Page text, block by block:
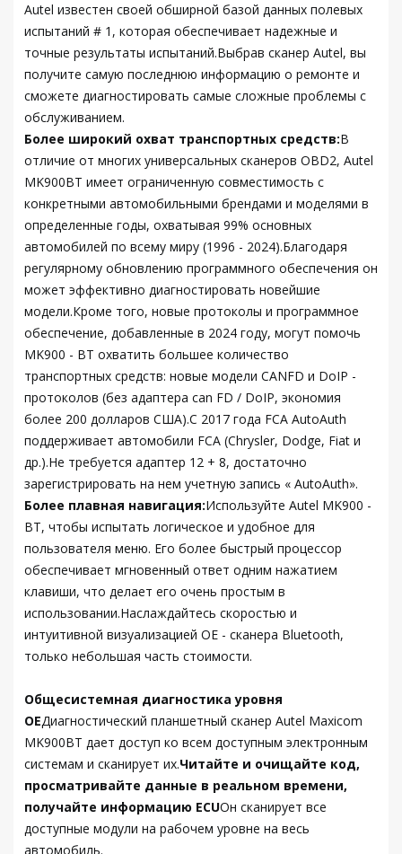
Autel известен своей обширной базой данных полевых
испытаний # 1, которая обеспечивает надежные и
точные результаты испытаний.Выбрав сканер Autel, вы
получите самую последнюю информацию о ремонте и
сможете диагностировать самые сложные проблемы с
обслуживанием.
Более широкий охват транспортных средств:В
отличие от многих универсальных сканеров OBD2, Autel
MK900BT имеет ограниченную совместимость с
конкретными автомобильными брендами и моделями в
определенные годы, охватывая 99% основных
автомобилей по всему миру (1996 - 2024).Благодаря
регулярному обновлению программного обеспечения он
может эффективно диагностировать новейшие
модели.Кроме того, новые протоколы и программное
обеспечение, добавленные в 2024 году, могут помочь
MK900 - BT охватить большее количество
транспортных средств: новые модели CANFD и DoIP -
протоколов (без адаптера can FD / DoIP, экономия
более 200 долларов США).С 2017 года FCA AutoAuth
поддерживает автомобили FCA (Chrysler, Dodge, Fiat и
др.).Не требуется адаптер 12 + 8, достаточно
зарегистрировать на нем учетную запись « AutoAuth».
Более плавная навигация:Используйте Autel MK900 -
BT, чтобы испытать логическое и удобное для
пользователя меню. Его более быстрый процессор
обеспечивает мгновенный ответ одним нажатием
клавиши, что делает его очень простым в
использовании.Наслаждайтесь скоростью и
интуитивной визуализацией OE - сканера Bluetooth,
только небольшая часть стоимости.
Общесистемная диагностика уровня
ОЕДиагностический планшетный сканер Autel Maxicom
MK900BT дает доступ ко всем доступным электронным
системам и сканирует их.Читайте и очищайте код,
просматривайте данные в реальном времени,
получайте информацию ECUОн сканирует все
доступные модули на рабочем уровне на весь
автомобиль.